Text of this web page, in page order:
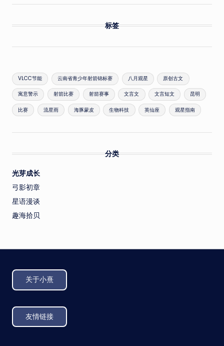
标签
VLCC节能 云南省青少年射箭锦标赛 八月观星 原创古文
寓意警示 射箭比赛 射箭赛事 文言文 文言短文 昆明
比赛 流星雨 海豚蒙皮 生物科技 英仙座 观星指南
分类
光芽成长
弓影初章
星语漫谈
趣海拾贝
关于小熹
友情链接